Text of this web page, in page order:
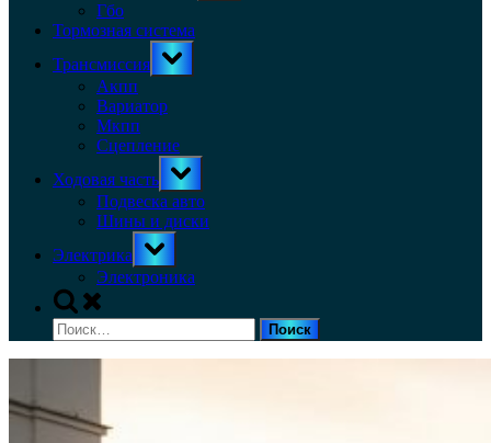
Гбо
Тормозная система
Трансмиссия
Toggle
sub-
Акпп
Вариатор
Мкпп
Сцепление
Ходовая часть
Toggle
sub-
menu
Подвеска авто
Шины и диски
Электрика
Toggle
sub-
menu
Электроника
Toggle
search
form
Найти: